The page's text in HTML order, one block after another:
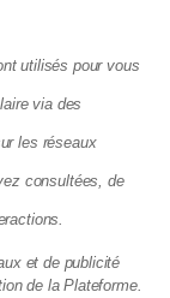
au capital de 72
(75010),
(ACPR), sous le
le Registre
de
utilisés pour vous
via des
les réseaux
consultées, de
et de publicité
de la Plateforme.